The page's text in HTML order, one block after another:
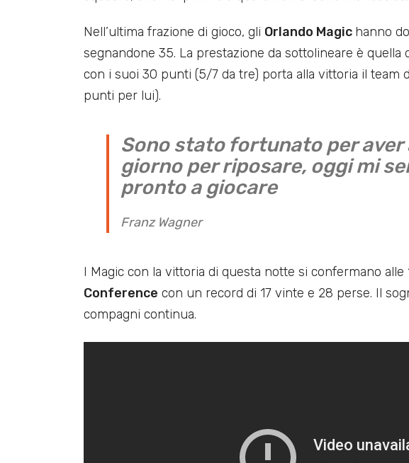
Nell’ultima frazione di gioco, gli Orlando Magic hanno
segnandone 35. La prestazione da sottolineare è quella
con i suoi 30 punti (5/7 da tre) porta alla vittoria il team
punti per lui).
Sono stato fortunato per
giorno per riposare, oggi mi
pronto a giocare
Franz Wagner
I Magic con la vittoria di questa notte si confermano alle
Conference con un record di 17 vinte e 28 perse. Il
compagni continua.